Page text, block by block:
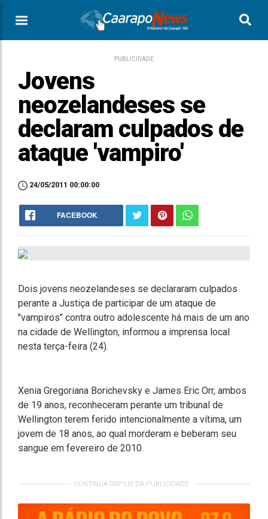
PUBLICIDADE
Jovens
neozelandeses se
declaram culpados de
ataque 'vampiro'
24/05/2011 00:00:00
FACEBOOK
Dois jovens neozelandeses se declararam culpados
perante a Justiça de participar de um ataque de
"vampiros" contra outro adolescente há mais de um ano
na cidade de Wellington, informou a imprensa local
nesta terça-feira (24).
Xenia Gregoriana Borichevsky e James Eric Orr, ambos
de 19 anos, reconheceram perante um tribunal de
Wellington terem ferido intencionalmente a vítima, um
jovem de 18 anos, ao qual morderam e beberam seu
sangue em fevereiro de 2010.
CONTINUA DEPOIS DA PUBLICIDADE